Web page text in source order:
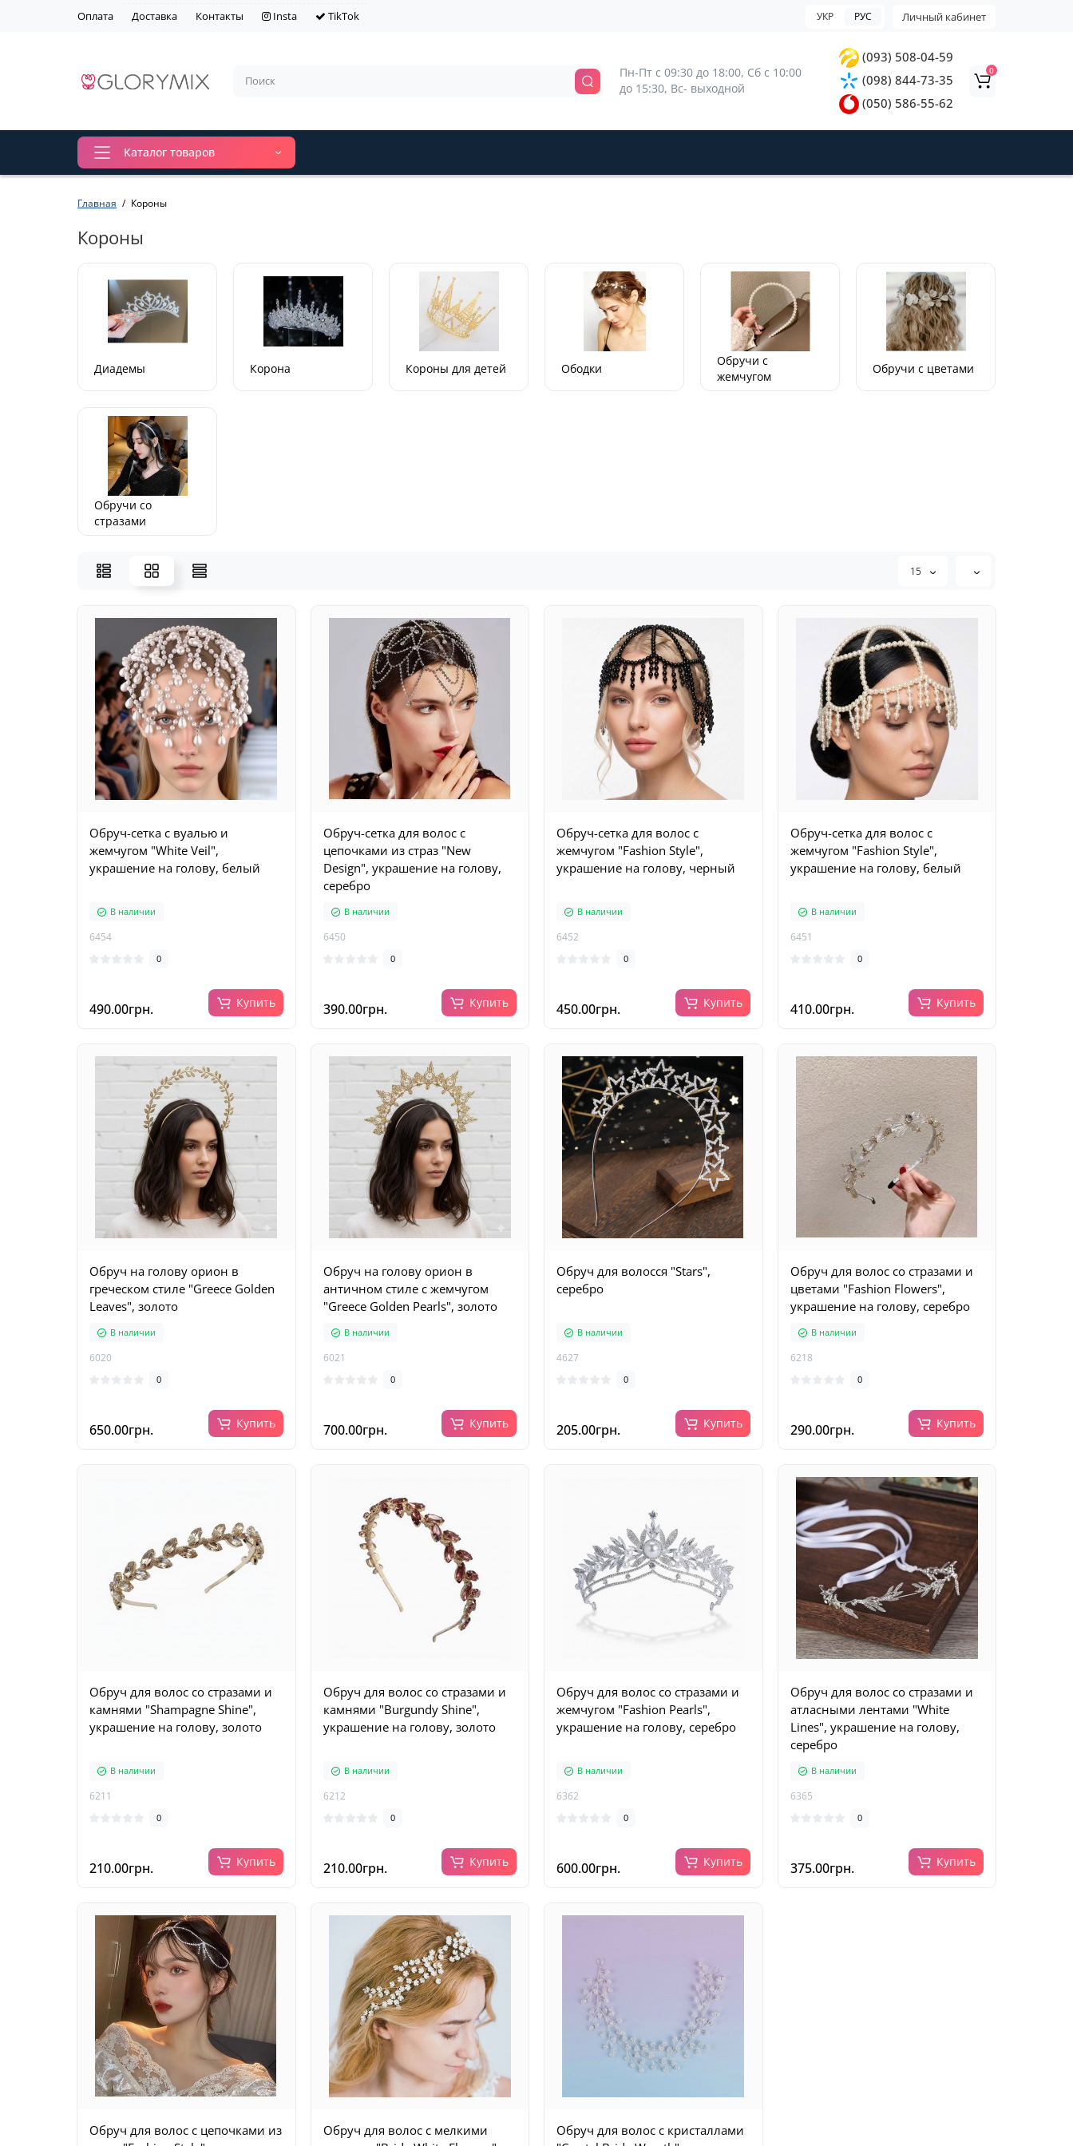
Оплата Доставка Контакты Insta TikTok Личный кабинет
УКР РУС
Пн-Пт с 09:30 до 18:00, Сб с 10:00
до 15:30, Вс- выходной
(093) 508-04-59
(098) 844-73-35
(050) 586-55-62
0
Каталог товаров
Главная Короны
Короны
Диадемы Корона Короны для детей Ободки
Обручи с
жемчугом
Обручи с цветами
Обручи со
стразами
15
Обруч-сетка с вуалью и
жемчугом "White Veil",
украшение на голову, белый
В наличии
6454
0
490.00грн. Купить
Обруч-сетка для волос с
цепочками из страз "New
Design", украшение на голову,
серебро
В наличии
6450
0
390.00грн. Купить
Обруч-сетка для волос с
жемчугом "Fashion Style",
украшение на голову, черный
В наличии
6452
0
450.00грн. Купить
Обруч-сетка для волос с
жемчугом "Fashion Style",
украшение на голову, белый
В наличии
6451
0
410.00грн. Купить
Обруч на голову орион в
греческом стиле "Greece Golden
Leaves", золото
В наличии
6020
0
650.00грн. Купить
Обруч на голову орион в
античном стиле с жемчугом
"Greece Golden Pearls", золото
В наличии
6021
0
700.00грн. Купить
Обруч для волосся "Stars",
серебро
В наличии
4627
0
205.00грн. Купить
Обруч для волос со стразами и
цветами "Fashion Flowers",
украшение на голову, серебро
В наличии
6218
0
290.00грн. Купить
Обруч для волос со стразами и
камнями "Shampagne Shine",
украшение на голову, золото
В наличии
6211
0
210.00грн. Купить
Обруч для волос со стразами и
камнями "Burgundy Shine",
украшение на голову, золото
В наличии
6212
0
210.00грн. Купить
Обруч для волос со стразами и
жемчугом "Fashion Pearls",
украшение на голову, серебро
В наличии
6362
0
600.00грн. Купить
Обруч для волос со стразами и
атласными лентами "White
Lines", украшение на голову,
серебро
В наличии
6365
0
375.00грн. Купить
Обруч для волос с цепочками из
Обруч для волос с мелкими
Обруч для волос с кристаллами